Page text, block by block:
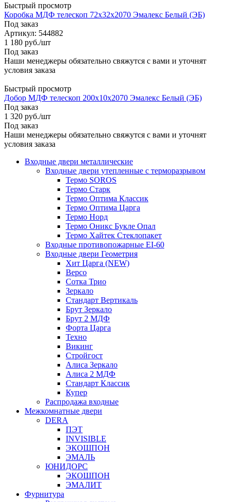
Быстрый просмотр
Коробка МДФ телескоп 72х32х2070 Эмалекс Белый (ЭБ)
Под заказ
Артикул: 544882
1 180 руб./шт
Под заказ
Наши менеджеры обязательно свяжутся с вами и уточнят
условия заказа
Быстрый просмотр
Добор МДФ телескоп 200х10х2070 Эмалекс Белый (ЭБ)
Под заказ
1 320 руб./шт
Под заказ
Наши менеджеры обязательно свяжутся с вами и уточнят
условия заказа
Входные двери металлические
Входные двери утепленные с терморазрывом
Термо SOROS
Термо Старк
Термо Оптима Классик
Термо Оптима Царга
Термо Норд
Термо Оникс Букле Опал
Термо Хайтек Стеклопакет
Входные противопожарные EI-60
Входные двери Геометрия
Хит Царга (NEW)
Версо
Сотка Трио
Зеркало
Стандарт Вертикаль
Брут Зеркало
Брут 2 МДФ
Форта Царга
Техно
Викинг
Стройгост
Алиса Зеркало
Алиса 2 МДФ
Стандарт Классик
Купер
Распродажа входные
Межкомнатные двери
DERA
ПЭТ
INVISIBLE
ЭКОШПОН
ЭМАЛЬ
ЮНИДОРС
ЭКОШПОН
ЭМАЛИТ
Фурнитура